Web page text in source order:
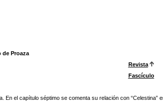
Proaza
Revista
Fascículo
En el capítulo séptimo se comenta su relación con “Celestina”